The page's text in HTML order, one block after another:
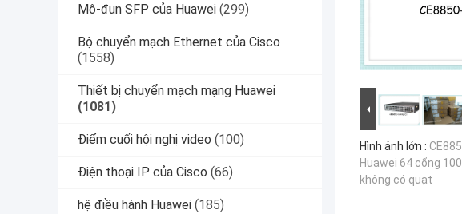
Mô-đun SFP của Huawei (299)
Bộ chuyển mạch Ethernet của Cisco
(1558)
Thiết bị chuyển mạch mạng Huawei
(1081)
Điểm cuối hội nghị video (100)
Điện thoại IP của Cisco (66)
hệ điều hành Huawei (185)
Hình ảnh lớn :
Huawei 64 cổng
không có quạt